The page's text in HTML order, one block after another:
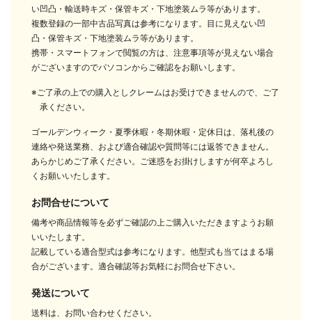
い凹凸・輸送時キズ・保管キズ・下地塗装ムラ等があります。
複数登録の一部中古品写真は参考になります。目に見えない凹
凸・保管キズ・下地塗装ムラ等があります。
携帯・スマートフォンで閲覧の方は、注意事項等が見えない場合
がございますのでパソコンからご確認をお願いします。
※ご了承の上での購入としクレームはお受けできませんので、ご了
承ください。
ゴールデンウィーク・夏季休暇・冬期休暇・定休日は、落札後の
連絡や発送業務、および適合確認や質問等には返答できません。
あらかじめご了承ください。ご迷惑をお掛けしますが何卒よろし
くお願いいたします。
お問合せについて
備考や商品情報等を必ずご確認の上ご購入いただきますようお願
いいたします。
記載している適合型式は参考になります。他型式も当てはまる場
合がございます。適合確認等お気軽にお問合せ下さい。
発送について
送料は、お問い合わせください。